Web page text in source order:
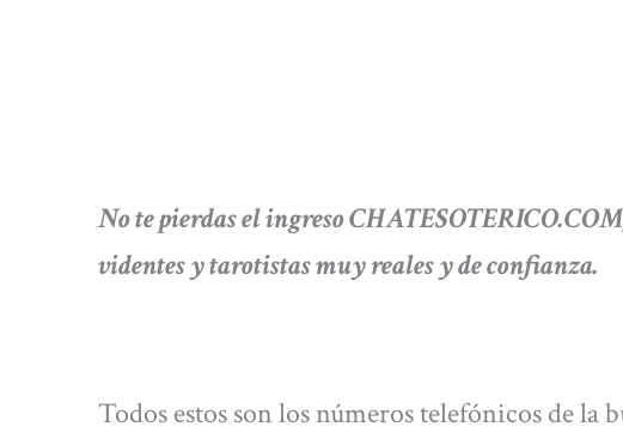
No te pierdas el ingreso
videntes y tarotistas muy reales y de confianza.
Todos estos son los números telefónicos de la